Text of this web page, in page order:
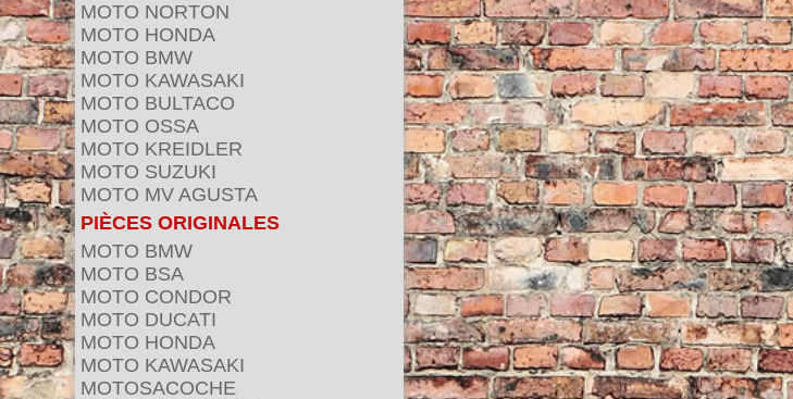
MOTO NORTON
MOTO HONDA
MOTO BMW
MOTO KAWASAKI
MOTO BULTACO
MOTO OSSA
MOTO KREIDLER
MOTO SUZUKI
MOTO MV AGUSTA
PIÈCES ORIGINALES
MOTO BMW
MOTO BSA
MOTO CONDOR
MOTO DUCATI
MOTO HONDA
MOTO KAWASAKI
MOTOSACOCHE